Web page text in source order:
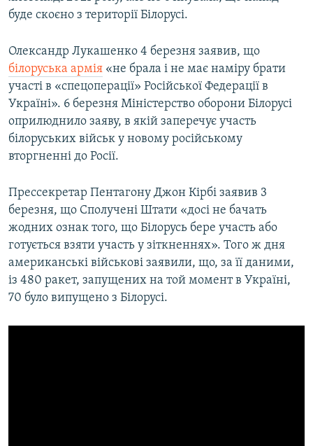
буде скоєно з території Білорусі.
Олександр Лукашенко 4 березня заявив, що
білоруська армія «не брала і не має наміру брати
участі в «спецоперації» Російської Федерації в
Україні». 6 березня Міністерство оборони Білорусі
оприлюднило заяву, в якій заперечує участь
білоруських військ у новому російському
вторгненні до Росії.
Прессекретар Пентагону Джон Кірбі заявив 3
березня, що Сполучені Штати «досі не бачать
жодних ознак того, що Білорусь бере участь або
готується взяти участь у зіткненнях». Того ж дня
американські військові заявили, що, за її даними,
із 480 ракет, запущених на той момент в Україні,
70 було випущено з Білорусі.